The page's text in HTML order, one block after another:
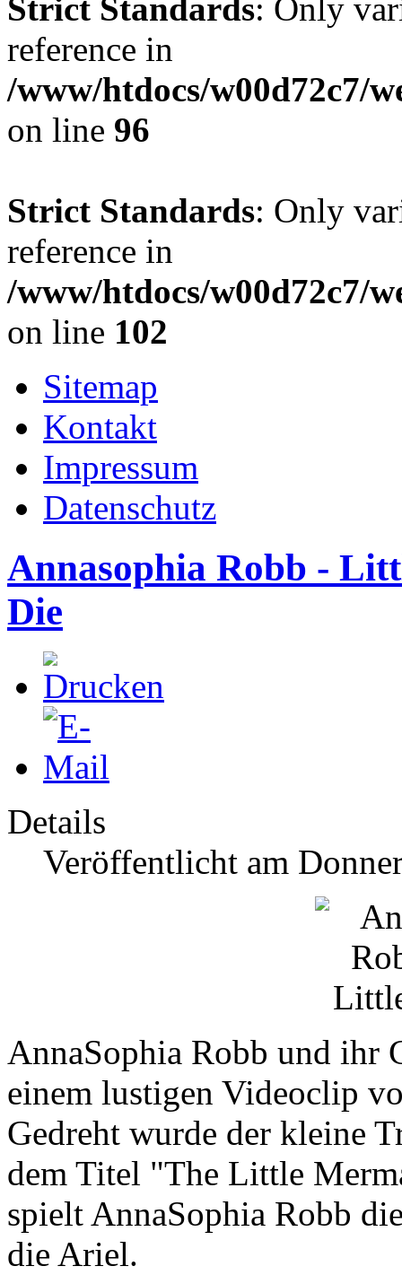
Strict Standards: Only
reference in
/www/htdocs/w00d72c7/
on line 96
Strict Standards: Only
reference in
/www/htdocs/w00d72c7/
on line 102
Sitemap
Kontakt
Impressum
Datenschutz
Annasophia Robb -
Die
Details
Veröffentlicht am
AnnaSophia Robb und ihr
einem lustigen Videoclip
Gedreht wurde der kleine
dem Titel "The Little
spielt AnnaSophia Robb
die Ariel.